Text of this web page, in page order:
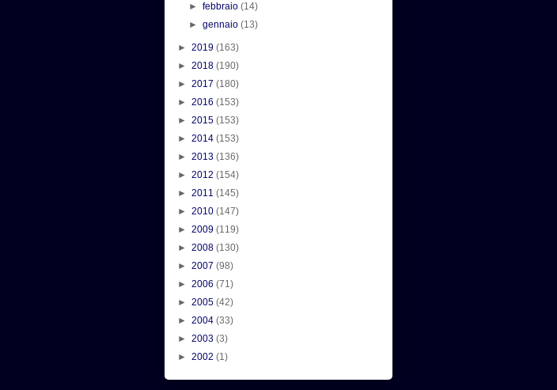
►febbraio(14)
►gennaio(13)
► 2019 (163)
► 2018 (190)
► 2017 (180)
► 2016 (153)
► 2015 (153)
► 2014 (153)
► 2013 (136)
► 2012 (154)
► 2011 (145)
► 2010 (147)
► 2009 (119)
► 2008 (130)
► 2007 (98)
► 2006 (71)
► 2005 (42)
► 2004 (33)
► 2003 (3)
► 2002 (1)